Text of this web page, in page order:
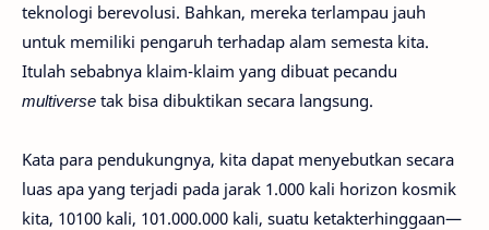
teknologi berevolusi. Bahkan, mereka terlampau jauh
untuk memiliki pengaruh terhadap alam semesta kita.
Itulah sebabnya klaim-klaim yang dibuat pecandu
multiverse tak bisa dibuktikan secara langsung.
Kata para pendukungnya, kita dapat menyebutkan secara
luas apa yang terjadi pada jarak 1.000 kali horizon kosmik
kita, 10100 kali, 101.000.000 kali, suatu ketakterhinggaan—